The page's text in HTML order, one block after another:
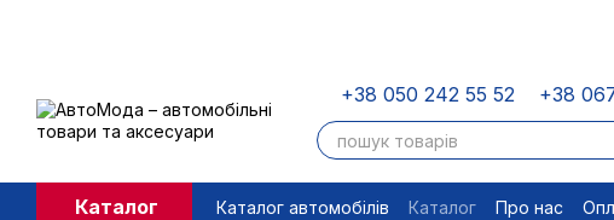
+38 050 242 55 52 +38
Каталог Каталог автомобілів Каталог Про нас